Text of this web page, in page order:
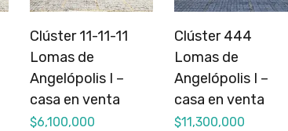
Clúster 11-11-11
Lomas de
Angelópolis I –
casa en venta
$6,100,000
Clúster 444
Lomas de
Angelópolis I –
casa en venta
$11,300,000